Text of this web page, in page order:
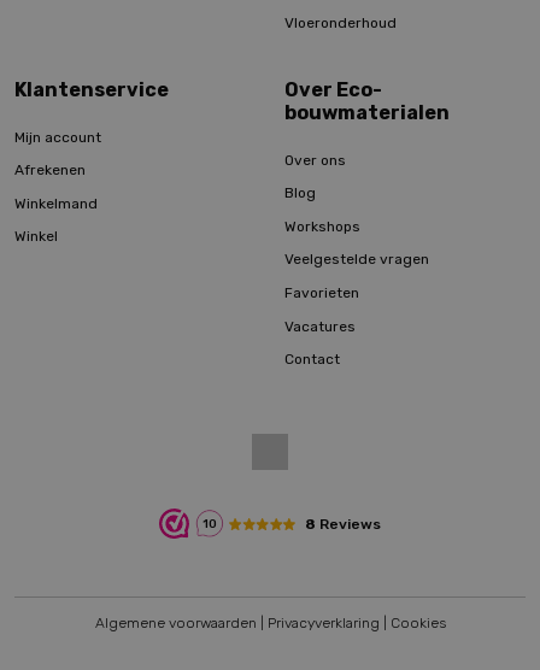
Vloeronderhoud
Klantenservice
Mijn account
Afrekenen
Winkelmand
Winkel
Over Eco-
bouwmaterialen
Over ons
Blog
Workshops
Veelgestelde vragen
Favorieten
Vacatures
Contact
10 8 Reviews
Algemene voorwaarden Privacyverklaring Cookies